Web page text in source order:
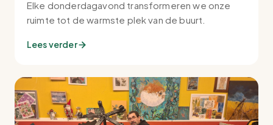
Elke donderdagavond transformeren we onze
ruimte tot de warmste plek van de buurt.
Lees verder